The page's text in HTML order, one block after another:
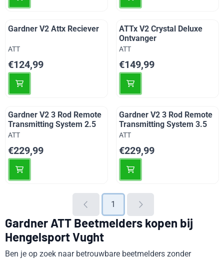
Gardner V2 Attx Reciever
Merk:
ATT
Prijs: 124,99
€124,99
ATTx V2 Crystal Deluxe
Ontvanger
Merk:
ATT
Prijs: 149,99
€149,99
Gardner V2 3 Rod Remote
Transmitting System 2.5
Merk:
ATT
Prijs: 229,99
€229,99
Gardner V2 3 Rod Remote
Transmitting System 3.5
Merk:
ATT
Prijs: 229,99
€229,99
1
Gardner ATT Beetmelders kopen bij
Hengelsport Vught
Ben je op zoek naar betrouwbare beetmelders zonder